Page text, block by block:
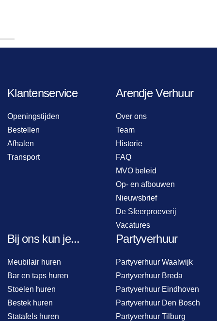
Klantenservice
Openingstijden
Bestellen
Afhalen
Transport
Arendje Verhuur
Over ons
Team
Historie
FAQ
MVO beleid
Op- en afbouwen
Nieuwsbrief
De Sfeerproeverij
Vacatures
Bij ons kun je...
Meubilair huren
Bar en taps huren
Stoelen huren
Bestek huren
Statafels huren
Partyverhuur
Partyverhuur Waalwijk
Partyverhuur Breda
Partyverhuur Eindhoven
Partyverhuur Den Bosch
Partyverhuur Tilburg